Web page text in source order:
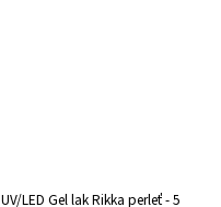
UV/LED Gel lak Rikka perleť - 5